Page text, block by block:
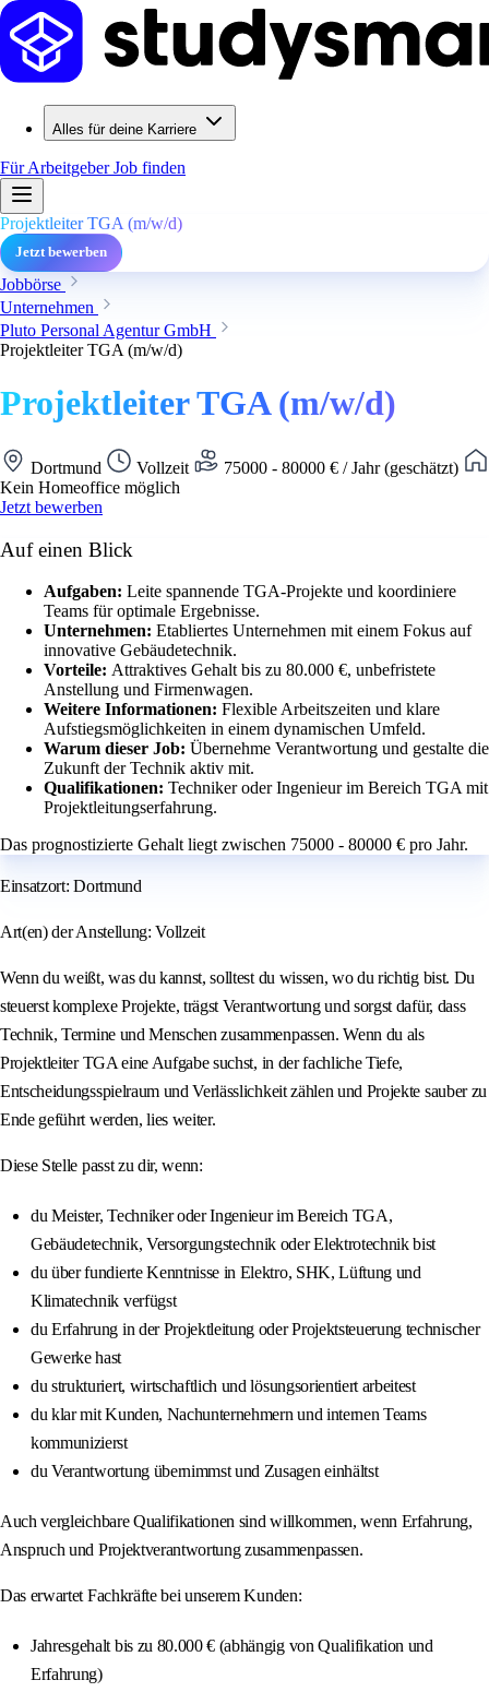
Alles für deine Karriere
Für ArbeitgeberJob finden
Projektleiter TGA (m/w/d)
Jetzt bewerben
Jobbörse
Unternehmen
Pluto Personal Agentur GmbH
Projektleiter TGA (m/w/d)
Projektleiter TGA (m/w/d)
Dortmund Vollzeit
75000 - 80000 € / Jahr (geschätzt)
Kein Homeoffice möglich
Jetzt bewerben
Auf einen Blick
Aufgaben: Leite spannende TGA-Projekte und koordiniere
Teams für optimale Ergebnisse.
Unternehmen: Etabliertes Unternehmen mit einem Fokus auf
innovative Gebäudetechnik.
Vorteile: Attraktives Gehalt bis zu 80.000 €, unbefristete
Anstellung und Firmenwagen.
Weitere Informationen: Flexible Arbeitszeiten und klare
Aufstiegsmöglichkeiten in einem dynamischen Umfeld.
Warum dieser Job: Übernehme Verantwortung und gestalte die
Zukunft der Technik aktiv mit.
Qualifikationen: Techniker oder Ingenieur im Bereich TGA mit
Projektleitungserfahrung.
Das prognostizierte Gehalt liegt zwischen 75000 - 80000 € pro Jahr.
Einsatzort: Dortmund
Art(en) der Anstellung: Vollzeit
Wenn du weißt, was du kannst, solltest du wissen, wo du richtig bist. Du
steuerst komplexe Projekte, trägst Verantwortung und sorgst dafür, dass
Technik, Termine und Menschen zusammenpassen. Wenn du als
Projektleiter TGA eine Aufgabe suchst, in der fachliche Tiefe,
Entscheidungsspielraum und Verlässlichkeit zählen und Projekte sauber zu
Ende geführt werden, lies weiter.
Diese Stelle passt zu dir, wenn:
du Meister, Techniker oder Ingenieur im Bereich TGA,
Gebäudetechnik, Versorgungstechnik oder Elektrotechnik bist
du über fundierte Kenntnisse in Elektro, SHK, Lüftung und
Klimatechnik verfügst
du Erfahrung in der Projektleitung oder Projektsteuerung technischer
Gewerke hast
du strukturiert, wirtschaftlich und lösungsorientiert arbeitest
du klar mit Kunden, Nachunternehmern und internen Teams
kommunizierst
du Verantwortung übernimmst und Zusagen einhältst
Auch vergleichbare Qualifikationen sind willkommen, wenn Erfahrung,
Anspruch und Projektverantwortung zusammenpassen.
Das erwartet Fachkräfte bei unserem Kunden:
Jahresgehalt bis zu 80.000 € (abhängig von Qualifikation und
Erfahrung)